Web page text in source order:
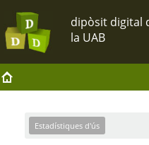
Estadístiques d'ús